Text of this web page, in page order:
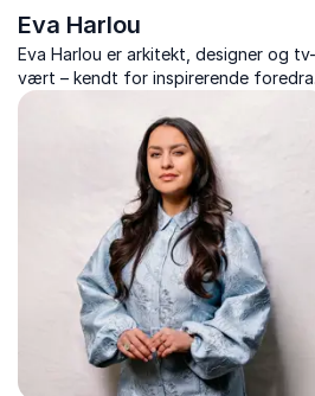
Eva Harlou
Eva Harlou er arkitekt, designer og tv-
vært – kendt for inspirerende
om skønhed, æstetik og arkitektur.